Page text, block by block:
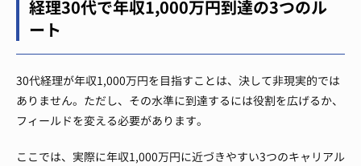
経理30代で年収1,000万円到達の3つのル
ート
30代経理が年収1,000万円を目指すことは、決して非現実的では
ありません。ただし、その水準に到達するには役割を広げるか、
フィールドを変える必要があります。
ここでは、実際に年収1,000万円に近づきやすい3つのキャリアル